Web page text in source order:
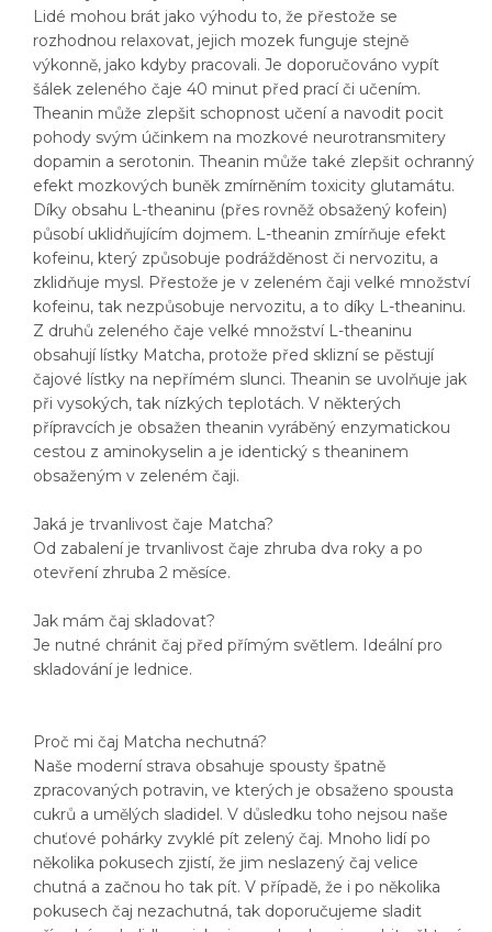
Lidé mohou brát jako výhodu to, že přestože se
rozhodnou relaxovat, jejich mozek funguje stejně
výkonně, jako kdyby pracovali. Je doporučováno vypít
šálek zeleného čaje 40 minut před prací či učením.
Theanin může zlepšit schopnost učení a navodit pocit
pohody svým účinkem na mozkové neurotransmitery
dopamin a serotonin. Theanin může také zlepšit ochranný
efekt mozkových buněk zmírněním toxicity glutamátu.
Díky obsahu L-theaninu (přes rovněž obsažený kofein)
působí uklidňujícím dojmem. L-theanin zmírňuje efekt
kofeinu, který způsobuje podrážděnost či nervozitu, a
zklidňuje mysl. Přestože je v zeleném čaji velké množství
kofeinu, tak nezpůsobuje nervozitu, a to díky L-theaninu.
Z druhů zeleného čaje velké množství L-theaninu
obsahují lístky Matcha, protože před sklizní se pěstují
čajové lístky na nepřímém slunci. Theanin se uvolňuje jak
při vysokých, tak nízkých teplotách. V některých
přípravcích je obsažen theanin vyráběný enzymatickou
cestou z aminokyselin a je identický s theaninem
obsaženým v zeleném čaji.
Jaká je trvanlivost čaje Matcha?
Od zabalení je trvanlivost čaje zhruba dva roky a po
otevření zhruba 2 měsíce.
Jak mám čaj skladovat?
Je nutné chránit čaj před přímým světlem. Ideální pro
skladování je lednice.
Proč mi čaj Matcha nechutná?
Naše moderní strava obsahuje spousty špatně
zpracovaných potravin, ve kterých je obsaženo spousta
cukrů a umělých sladidel. V důsledku toho nejsou naše
chuťové pohárky zvyklé pít zelený čaj. Mnoho lidí po
několika pokusech zjistí, že jim neslazený čaj velice
chutná a začnou ho tak pít. V případě, že i po několika
pokusech čaj nezachutná, tak doporučujeme sladit